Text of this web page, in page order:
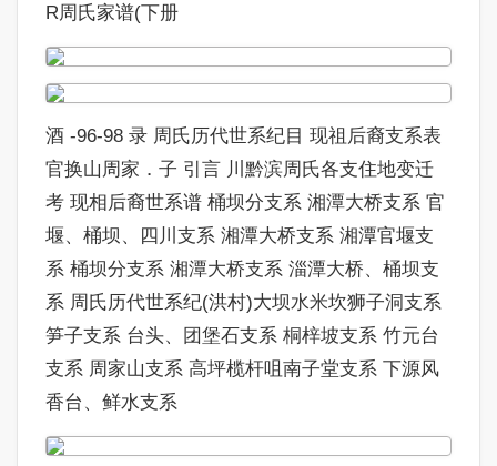
R周氏家谱(下册
酒 -96-98 录 周氏历代世系纪目 现祖后裔支系表
官换山周家．子 引言 川黔滨周氏各支住地变迁
考 现相后裔世系谱 桶坝分支系 湘潭大桥支系 官
堰、桶坝、四川支系 湘潭大桥支系 湘潭官堰支
系 桶坝分支系 湘潭大桥支系 淄潭大桥、桶坝支
系 周氏历代世系纪(洪村)大坝水米坎狮子洞支系
笋子支系 台头、团堡石支系 桐梓坡支系 竹元台
支系 周家山支系 高坪榄杆咀南子堂支系 下源风
香台、鲜水支系